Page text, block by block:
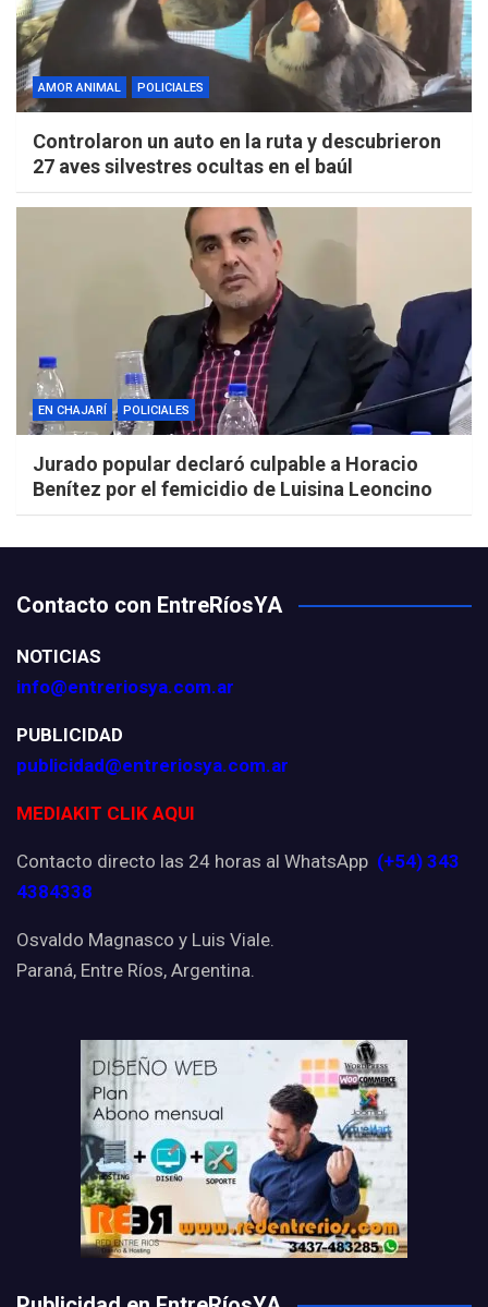
AMOR ANIMAL POLICIALES
Controlaron un auto en la ruta y descubrieron
27 aves silvestres ocultas en el baúl
EN CHAJARÍ POLICIALES
Jurado popular declaró culpable a Horacio
Benítez por el femicidio de Luisina Leoncino
Contacto con EntreRíosYA
NOTICIAS
info@entreriosya.com.ar
PUBLICIDAD
publicidad@entreriosya.com.ar
MEDIAKIT CLIK AQUI
Contacto directo las 24 horas al WhatsApp (+54) 343
4384338
Osvaldo Magnasco y Luis Viale.
Paraná, Entre Ríos, Argentina.